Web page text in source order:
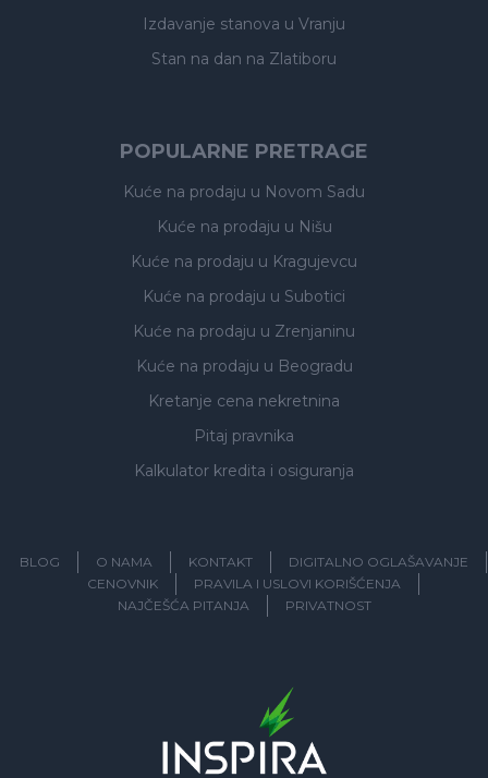
Izdavanje stanova u Vranju
Stan na dan na Zlatiboru
POPULARNE PRETRAGE
Kuće na prodaju u Novom Sadu
Kuće na prodaju u Nišu
Kuće na prodaju u Kragujevcu
Kuće na prodaju u Subotici
Kuće na prodaju u Zrenjaninu
Kuće na prodaju u Beogradu
Kretanje cena nekretnina
Pitaj pravnika
Kalkulator kredita i osiguranja
BLOG O NAMA KONTAKT
DIGITALNO OGLAŠAVANJE
CENOVNIK
PRAVILA I USLOVI KORIŠĆENJA
NAJČEŠĆA PITANJA
PRIVATNOST